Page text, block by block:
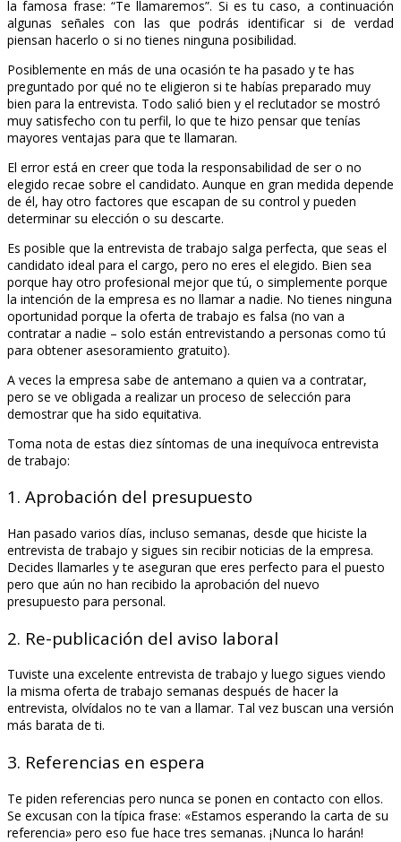
la famosa frase: “Te llamaremos”. Si es tu caso, a continuación
algunas señales con las que podrás identificar si de verdad
piensan hacerlo o si no tienes ninguna posibilidad.
Posiblemente en más de una ocasión te ha pasado y te has
preguntado por qué no te eligieron si te habías preparado muy
bien para la entrevista. Todo salió bien y el reclutador se mostró
muy satisfecho con tu perfil, lo que te hizo pensar que tenías
mayores ventajas para que te llamaran.
El error está en creer que toda la responsabilidad de ser o no
elegido recae sobre el candidato. Aunque en gran medida depende
de él, hay otro factores que escapan de su control y pueden
determinar su elección o su descarte.
Es posible que la entrevista de trabajo salga perfecta, que seas el
candidato ideal para el cargo, pero no eres el elegido. Bien sea
porque hay otro profesional mejor que tú, o simplemente porque
la intención de la empresa es no llamar a nadie. No tienes ninguna
oportunidad porque la oferta de trabajo es falsa (no van a
contratar a nadie – solo están entrevistando a personas como tú
para obtener asesoramiento gratuito).
A veces la empresa sabe de antemano a quien va a contratar,
pero se ve obligada a realizar un proceso de selección para
demostrar que ha sido equitativa.
Toma nota de estas diez síntomas de una inequívoca entrevista
de trabajo:
1. Aprobación del presupuesto
Han pasado varios días, incluso semanas, desde que hiciste la
entrevista de trabajo y sigues sin recibir noticias de la empresa.
Decides llamarles y te aseguran que eres perfecto para el puesto
pero que aún no han recibido la aprobación del nuevo
presupuesto para personal.
2. Re-publicación del aviso laboral
Tuviste una excelente entrevista de trabajo y luego sigues viendo
la misma oferta de trabajo semanas después de hacer la
entrevista, olvídalos no te van a llamar. Tal vez buscan una versión
más barata de ti.
3. Referencias en espera
Te piden referencias pero nunca se ponen en contacto con ellos.
Se excusan con la típica frase: «Estamos esperando la carta de su
referencia» pero eso fue hace tres semanas. ¡Nunca lo harán!